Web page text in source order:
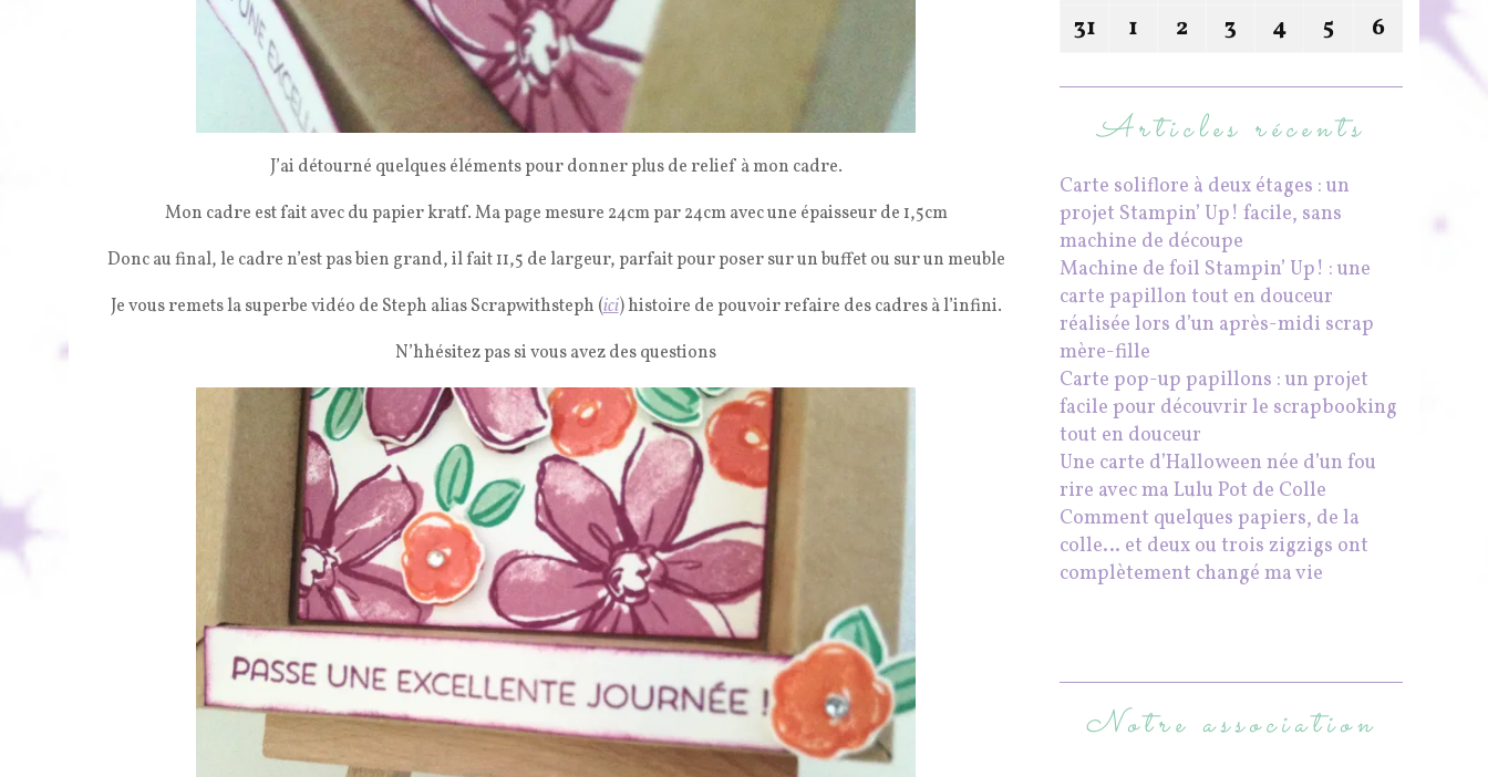
J’ai détourné quelques éléments pour donner plus de relief à mon cadre.
Mon cadre est fait avec du papier kratf. Ma page mesure 24cm par 24cm avec une épaisseur de 1,5cm
Donc au final, le cadre n’est pas bien grand, il fait 11,5 de largeur, parfait pour poser sur un buffet ou sur un meuble
Je vous remets la superbe vidéo de Steph alias Scrapwithsteph (ici) histoire de pouvoir refaire des cadres à l’infini.
N’hhésitez pas si vous avez des questions
31
1 2 3 4 5 6
Articles récents
Carte soliflore à deux étages : un
projet Stampin’ Up! facile, sans
machine de découpe
Machine de foil Stampin’ Up! : une
carte papillon tout en douceur
réalisée lors d’un après-midi scrap
mère-fille
Carte pop-up papillons : un projet
facile pour découvrir le scrapbooking
tout en douceur
Une carte d’Halloween née d’un fou
rire avec ma Lulu Pot de Colle
Comment quelques papiers, de la
colle… et deux ou trois zigzigs ont
complètement changé ma vie
Notre association